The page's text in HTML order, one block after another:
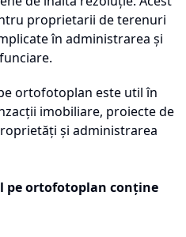
proprietarii de terenuri
în administrarea și
ortofotoplan este util în
imobiliare, proiecte de
și administrarea
pe ortofotoplan conține